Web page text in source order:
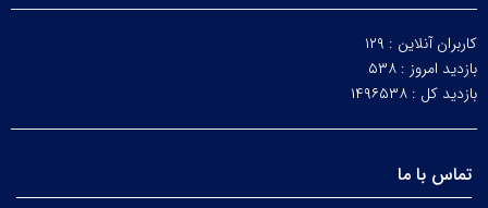
کاربران آنلاین : ۱۲۹
بازدید امروز : ۵۳۸
بازدید کل : ۱۴۹۶۵۳۸
تماس با ما